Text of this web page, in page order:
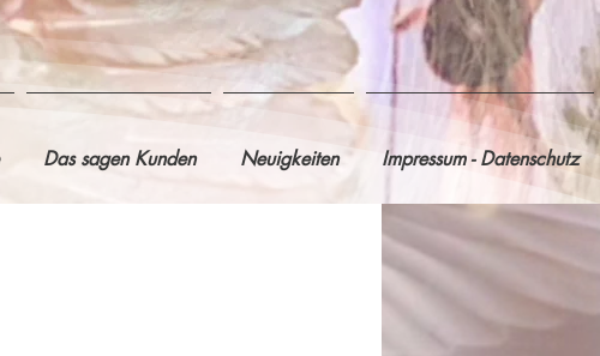
Das sagen Kunden Neuigkeiten Impressum - Datenschutz